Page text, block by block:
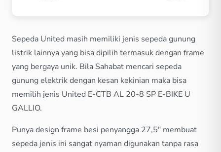
Sepeda United masih memiliki jenis sepeda gunung
listrik lainnya yang bisa dipilih termasuk dengan frame
yang bergaya unik. Bila Sahabat mencari sepeda
gunung elektrik dengan kesan kekinian maka bisa
memilih jenis United E-CTB AL 20-8 SP E-BIKE U
GALLIO.
Punya design frame besi penyangga 27,5″ membuat
sepeda jenis ini sangat nyaman digunakan tanpa rasa